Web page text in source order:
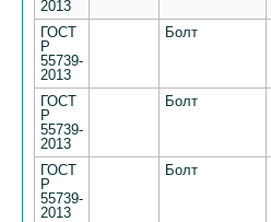
2013
ГОСТ
Р
55739-
2013
Болт
ГОСТ
Р
55739-
2013
Болт
ГОСТ
Р
55739-
2013
Болт